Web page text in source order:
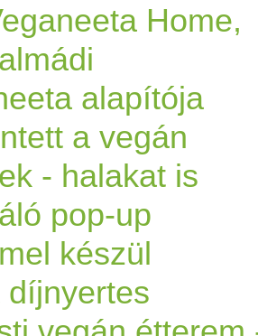
Home,
alapítója
a vegán
- halakat is
pop-up
készül
díjnyertes